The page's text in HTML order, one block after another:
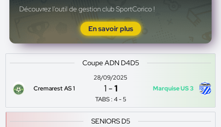
Découvrez l'outil de gestion club SportCorico !
En savoir plus
Coupe ADN D4D5
Cremarest AS 1
28/09/2025
1 -1
TABS : 4 - 5
Marquise US 3
SENIORS D5